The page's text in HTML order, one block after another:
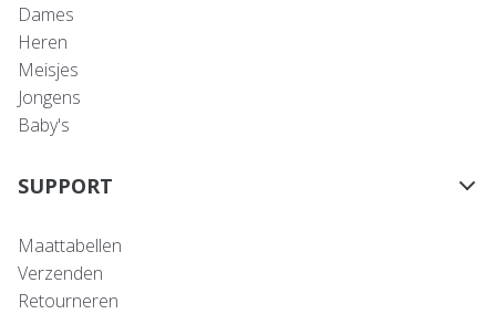
Dames
Heren
Meisjes
Jongens
Baby's
SUPPORT
Maattabellen
Verzenden
Retourneren